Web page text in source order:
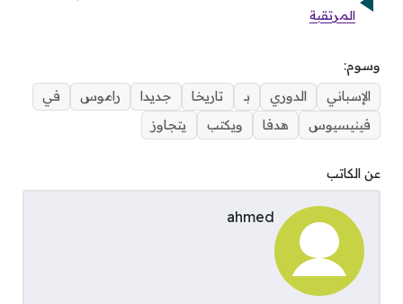
المرتقبة
وسوم:
الإسباني
الدوري بـ تاريخا جديدا راموس
في
فينيسيوس
هدفا ويكتب يتجاوز
عن الكاتب
ahmed